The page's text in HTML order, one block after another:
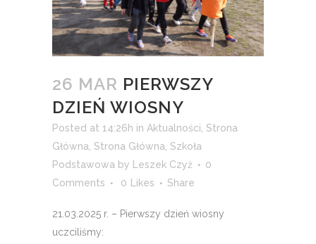
26 MAR PIERWSZY
DZIEŃ WIOSNY
Posted at 14:26h in Aktualności Strona
Główna Strona Główna Szkoła
Podstawowa by Leszek Czyż
0
Comments
0 Likes Share
21.03.2025 r. – Pierwszy dzień wiosny
uczciliśmy: